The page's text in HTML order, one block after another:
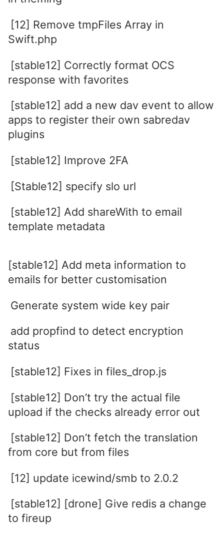
[12] Remove tmpFiles Array in
Swift.php
[stable12] Correctly format OCS
response with favorites
[stable12] add a new dav event to allow
apps to register their own sabredav
plugins
[stable12] Improve 2FA
[Stable12] specify slo url
[stable12] Add shareWith to email
template metadata
[stable12] Add meta information to
emails for better customisation
Generate system wide key pair
add propfind to detect encryption
status
[stable12] Fixes in files_drop.js
[stable12] Don’t try the actual file
upload if the checks already error out
[stable12] Don’t fetch the translation
from core but from files
[12] update icewind/smb to 2.0.2
[stable12] [drone] Give redis a change
to fireup